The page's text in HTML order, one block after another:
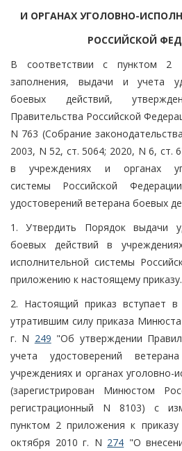
И ОРГАНАХ УГОЛОВНО-
РОССИЙСКОЙ
В соответствии с пунктом 2
заполнения, выдачи и учета
боевых действий,
Правительства Российской
N 763 (Собрание
2003, N 52, ст. 5064; 2020, N 6, ст.
в учреждениях и органах
системы Российской
удостоверений ветерана боевых
1. Утвердить Порядок выдачи
боевых действий в
исполнительной системы
приложению к настоящему приказу.
2. Настоящий приказ вступает
утратившим силу приказа
г. N 249 "Об утверждении
учета удостоверений
учреждениях и органах уголовно-
(зарегистрирован Минюстом
регистрационный N 8103) с
пунктом 2 приложения к
октября 2010 г. N 274 "О